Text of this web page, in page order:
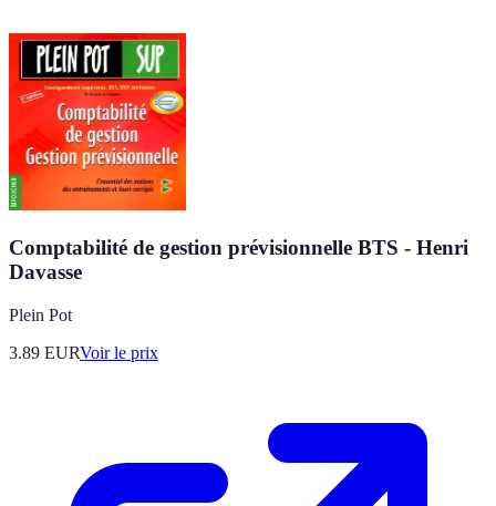
Comptabilité de gestion prévisionnelle BTS - Henri
Davasse
Plein Pot
3.89 EURVoir le prix